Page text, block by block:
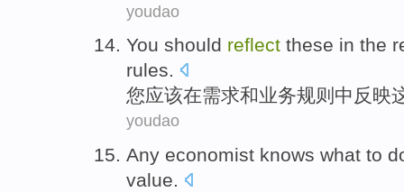
youdao
You should reflect these in the
rules.
您应该在需求和业务规则 中反映
youdao
Any economist knows what to
value.